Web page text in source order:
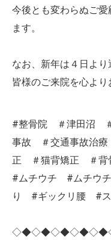
今後とも変わらぬご
ます。
なお、新年は４日より
皆様のご来院を心より
#整骨院 ＃津田沼
事故 ＃交通事故治
正 ＃猫背矯正 ＃背
#ムチウチ #ムチウ
り #ギックリ腰 #ス